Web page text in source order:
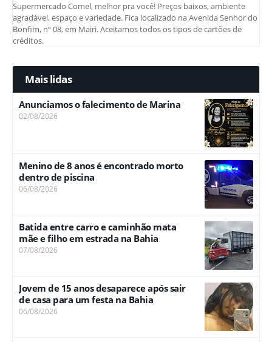
Supermercado Comel, melhor pra você! Preços baixos, ambiente
agradável, espaço e variedade. Fica localizado na Avenida Senhor do
Bonfim, nº 08, em Mairi. Aceitamos todos os tipos de cartões de
créditos.
Mais lidas
Anunciamos o falecimento de Marina
02/08/2026
Menino de 8 anos é encontrado morto
dentro de piscina
06/08/2026
Batida entre carro e caminhão mata
mãe e filho em estrada na Bahia
07/08/2026
Jovem de 15 anos desaparece após sair
de casa para um festa na Bahia
06/08/2026